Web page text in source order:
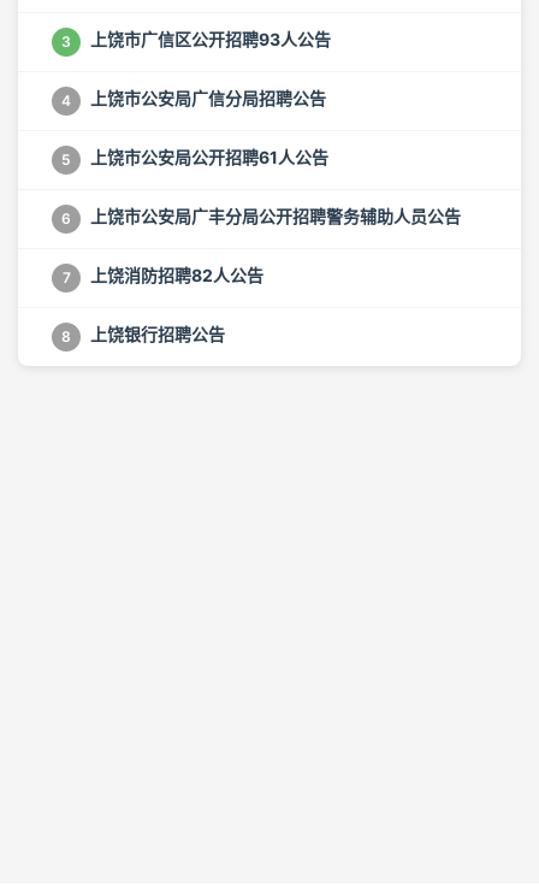
3 上饶市广信区公开招聘93人公告
4 上饶市公安局广信分局招聘公告
5 上饶市公安局公开招聘61人公告
6 上饶市公安局广丰分局公开招聘警务辅助人员公告
7 上饶消防招聘82人公告
8 上饶银行招聘公告